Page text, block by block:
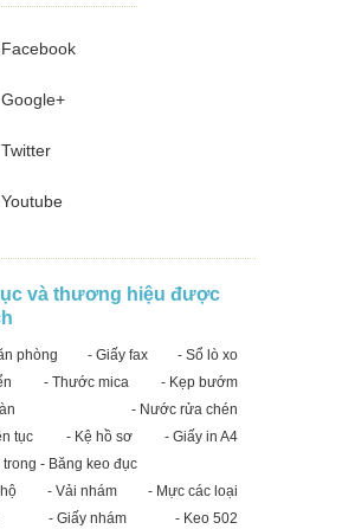
Facebook
Google+
Twitter
Youtube
và thương hiệu được
phòng - Giấy fax
- Sổ lò xo
- Thước mica
- Kẹp bướm
- Nước rửa chén
tục
- Kệ hồ sơ
- Giấy in A4
- Băng keo đục
- Vải nhám
- Mực các loại
- Giấy nhám
- Keo 502